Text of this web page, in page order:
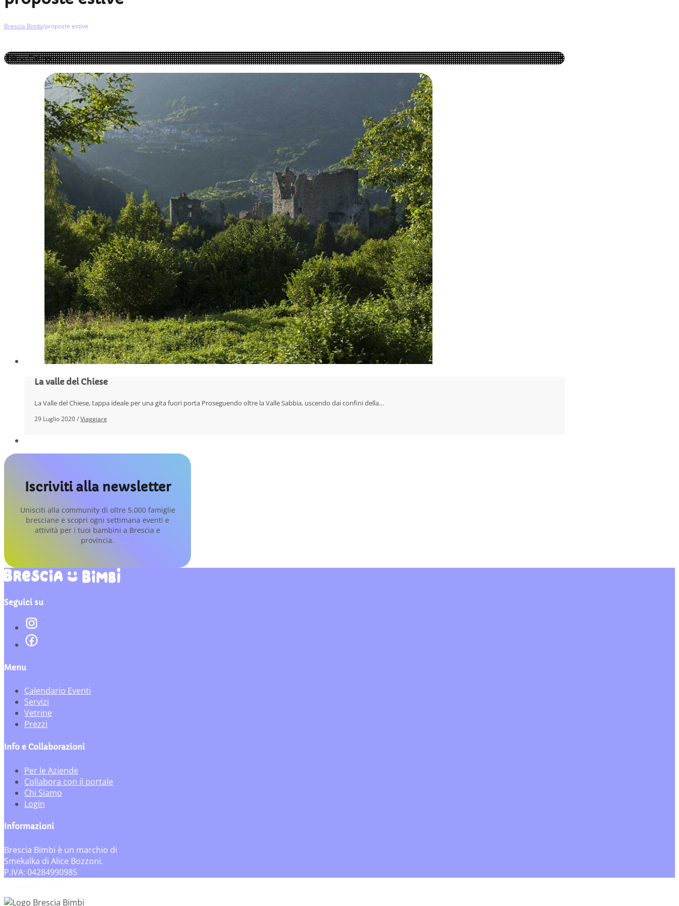
Brescia Bimbi/proposte estive
La valle del Chiese
La Valle del Chiese, tappa ideale per una gita fuori porta Proseguendo oltre la Valle Sabbia, uscendo dai confini della…
29 Luglio 2020 /Viaggiare
Iscriviti alla newsletter
Unisciti alla community di oltre 5.000 famiglie
bresciane e scopri ogni settimana eventi e
attività per i tuoi bambini a Brescia e
provincia.
Seguici su
Menu
Calendario Eventi
Servizi
Vetrine
Prezzi
Info e Collaborazioni
Per le Aziende
Collabora con il portale
Chi Siamo
Login
Informazioni
Brescia Bimbi è un marchio di
Smekalka di Alice Bozzoni.
P.IVA: 04284990985